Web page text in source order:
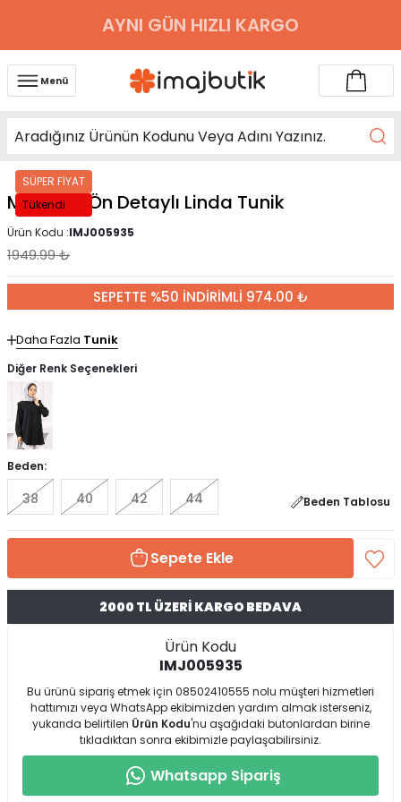
AYNI GÜN HIZLI KARGO
Menü
SÜPER FİYAT
Tükendi
Mürdüm Ön Detaylı Linda Tunik
Ürün Kodu :IMJ005935
1949.99₺
SEPETTE %50 İNDİRİMLİ 974.00 ₺
Daha Fazla Tunik
Diğer Renk Seçenekleri
Beden:
38 40 42 44 Beden Tablosu
Sepete Ekle
2000 TL ÜZERİ KARGO BEDAVA
Ürün Kodu
IMJ005935
Bu ürünü sipariş etmek için 08502410555 nolu müşteri hizmetleri
hattımızı veya WhatsApp ekibimizden yardım almak isterseniz,
yukarıda belirtilen Ürün Kodu'nu aşağıdaki butonlardan birine
tıkladıktan sonra ekibimizle paylaşabilirsiniz.
Whatsapp Sipariş